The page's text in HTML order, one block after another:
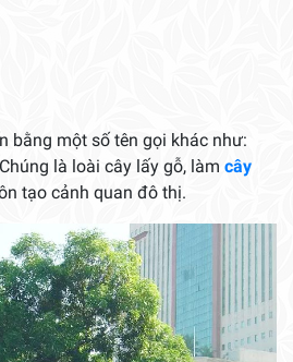
bằng một số tên gọi khác như:
là loài cây lấy gỗ, làm cây
tạo cảnh quan đô thị.